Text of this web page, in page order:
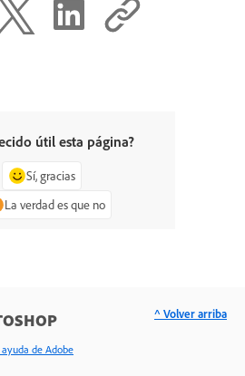
útil esta página?
Sí, gracias
La verdad es que no
de Adobe
^ Volver arriba